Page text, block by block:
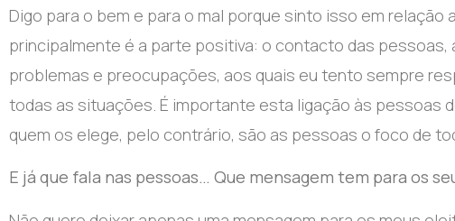
Digo para o bem e para o mal porque sinto isso em
principalmente é a parte positiva: o contacto das
problemas e preocupações, aos quais eu tento sempre
todas as situações. É importante esta ligação às pessoas
quem os elege, pelo contrário, são as pessoas o foco de
E já que fala nas pessoas… Que mensagem tem para os